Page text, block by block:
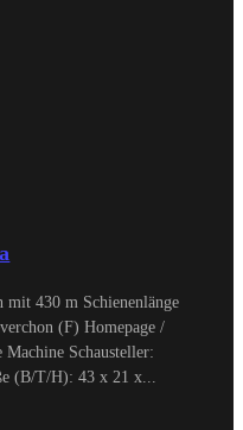
mit 430 m Schienenlänge
(F) Homepage /
Schausteller:
(B/T/H): 43 x 21 x...